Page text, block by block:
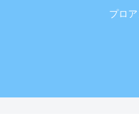
プロ